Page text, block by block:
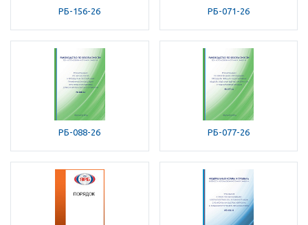
РБ-156-26 РБ-071-26
РБ-088-26 РБ-077-26